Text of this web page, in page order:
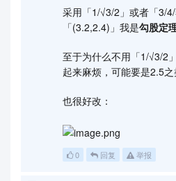
采用「1/√3/2」或者「3/
「(3.2,2.4)」我是勾股定
至于为什么不用「1/√3/2
起来麻烦，可能要是2.5
也很好改：
0 回复 举报